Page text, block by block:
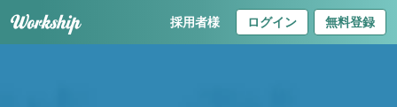
採用者様 ログイン 無料登録